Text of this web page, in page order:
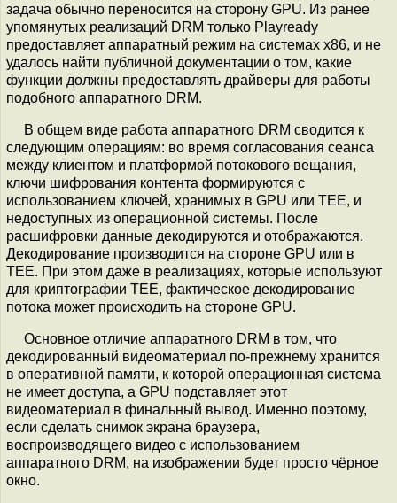
задача обычно переносится на сторону GPU. Из ранее
упомянутых реализаций DRM только Playready
предоставляет аппаратный режим на системах x86, и не
удалось найти публичной документации о том, какие
функции должны предоставлять драйверы для работы
подобного аппаратного DRM.
В общем виде работа аппаратного DRM сводится к
следующим операциям: во время согласования сеанса
между клиентом и платформой потокового вещания,
ключи шифрования контента формируются с
использованием ключей, хранимых в GPU или TEE, и
недоступных из операционной системы. После
расшифровки данные декодируются и отображаются.
Декодирование производится на стороне GPU или в
TEE. При этом даже в реализациях, которые используют
для криптографии TEE, фактическое декодирование
потока может происходить на стороне GPU.
Основное отличие аппаратного DRM в том, что
декодированный видеоматериал по-прежнему хранится
в оперативной памяти, к которой операционная система
не имеет доступа, а GPU подставляет этот
видеоматериал в финальный вывод. Именно поэтому,
если сделать снимок экрана браузера,
воспроизводящего видео с использованием
аппаратного DRM, на изображении будет просто чёрное
окно.